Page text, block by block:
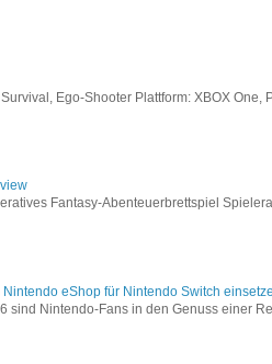
Ego-Shooter Plattform: XBOX One,
Fantasy-Abenteuerbrettspiel
eShop für Nintendo Switch
sind Nintendo-Fans in den Genuss einer